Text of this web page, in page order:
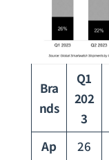
Bra
nds
Q1
202
3
Ap
26